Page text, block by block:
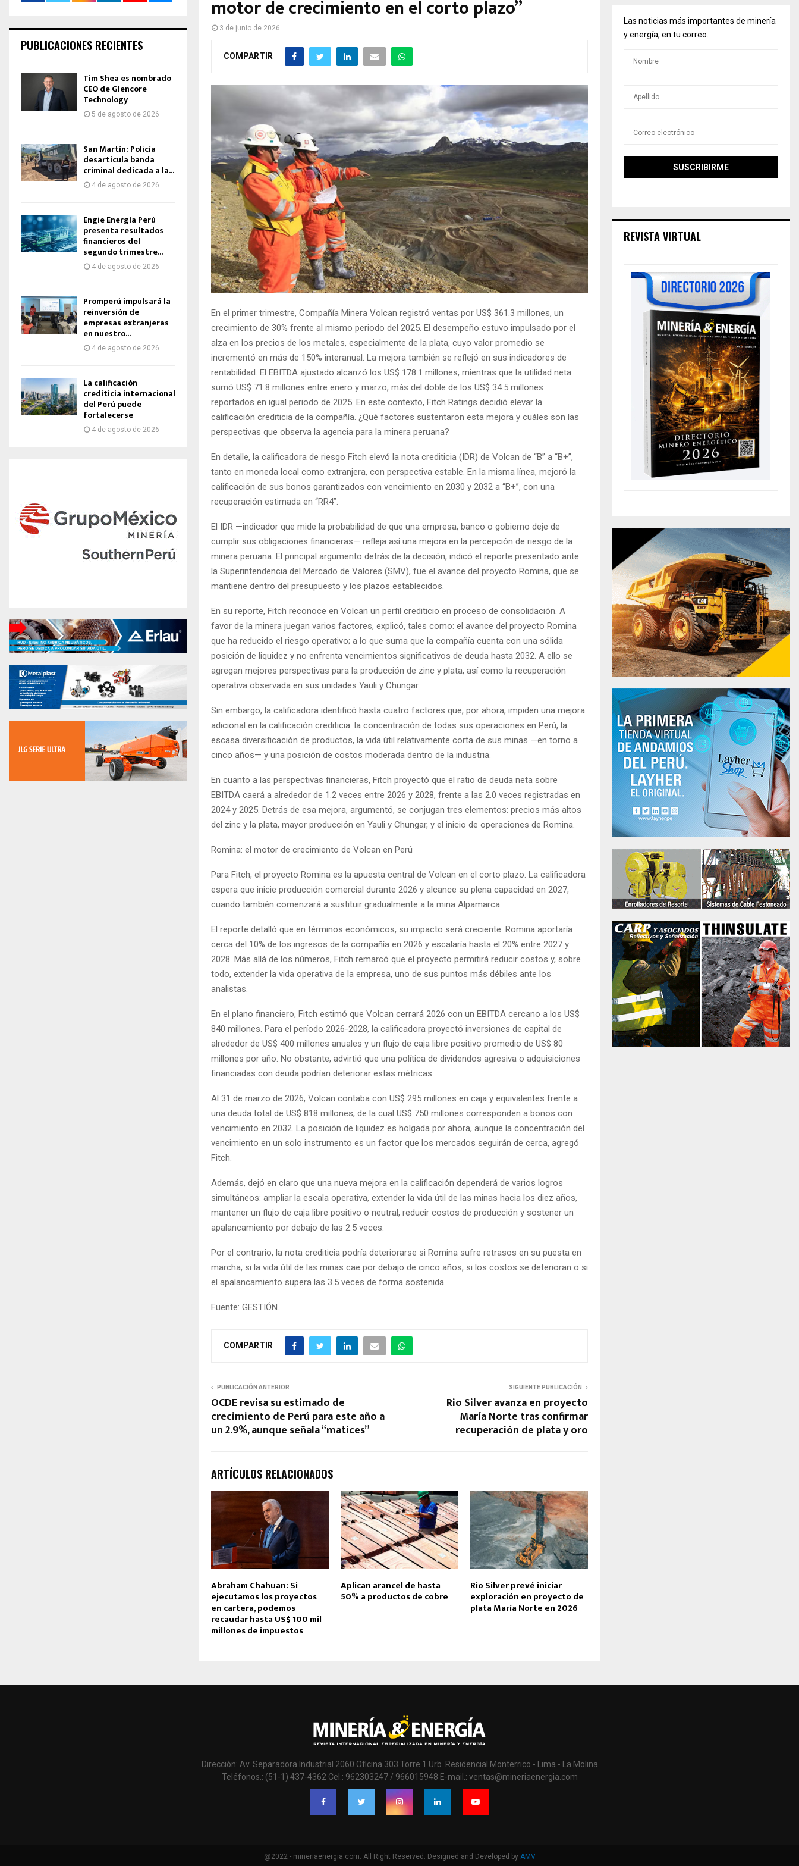
motor de crecimiento en el corto plazo”
3 de junio de 2026
COMPARTIR
En el primer trimestre, Compañía Minera Volcan registró ventas por US$ 361.3 millones, un
crecimiento de 30% frente al mismo periodo del 2025. El desempeño estuvo impulsado por el
alza en los precios de los metales, especialmente de la plata, cuyo valor promedio se
incrementó en más de 150% interanual. La mejora también se reflejó en sus indicadores de
rentabilidad. El EBITDA ajustado alcanzó los US$ 178.1 millones, mientras que la utilidad neta
sumó US$ 71.8 millones entre enero y marzo, más del doble de los US$ 34.5 millones
reportados en igual periodo de 2025. En este contexto, Fitch Ratings decidió elevar la
calificación crediticia de la compañía. ¿Qué factores sustentaron esta mejora y cuáles son las
perspectivas que observa la agencia para la minera peruana?
En detalle, la calificadora de riesgo Fitch elevó la nota crediticia (IDR) de Volcan de “B” a “B+”,
tanto en moneda local como extranjera, con perspectiva estable. En la misma línea, mejoró la
calificación de sus bonos garantizados con vencimiento en 2030 y 2032 a “B+”, con una
recuperación estimada en “RR4”.
El IDR —indicador que mide la probabilidad de que una empresa, banco o gobierno deje de
cumplir sus obligaciones financieras— refleja así una mejora en la percepción de riesgo de la
minera peruana. El principal argumento detrás de la decisión, indicó el reporte presentado ante
la Superintendencia del Mercado de Valores (SMV), fue el avance del proyecto Romina, que se
mantiene dentro del presupuesto y los plazos establecidos.
En su reporte, Fitch reconoce en Volcan un perfil crediticio en proceso de consolidación. A
favor de la minera juegan varios factores, explicó, tales como: el avance del proyecto Romina
que ha reducido el riesgo operativo; a lo que suma que la compañía cuenta con una sólida
posición de liquidez y no enfrenta vencimientos significativos de deuda hasta 2032. A ello se
agregan mejores perspectivas para la producción de zinc y plata, así como la recuperación
operativa observada en sus unidades Yauli y Chungar.
Sin embargo, la calificadora identificó hasta cuatro factores que, por ahora, impiden una mejora
adicional en la calificación crediticia: la concentración de todas sus operaciones en Perú, la
escasa diversificación de productos, la vida útil relativamente corta de sus minas —en torno a
cinco años— y una posición de costos moderada dentro de la industria.
En cuanto a las perspectivas financieras, Fitch proyectó que el ratio de deuda neta sobre
EBITDA caerá a alrededor de 1.2 veces entre 2026 y 2028, frente a las 2.0 veces registradas en
2024 y 2025. Detrás de esa mejora, argumentó, se conjugan tres elementos: precios más altos
del zinc y la plata, mayor producción en Yauli y Chungar, y el inicio de operaciones de Romina.
Romina: el motor de crecimiento de Volcan en Perú
Para Fitch, el proyecto Romina es la apuesta central de Volcan en el corto plazo. La calificadora
espera que inicie producción comercial durante 2026 y alcance su plena capacidad en 2027,
cuando también comenzará a sustituir gradualmente a la mina Alpamarca.
El reporte detalló que en términos económicos, su impacto será creciente: Romina aportaría
cerca del 10% de los ingresos de la compañía en 2026 y escalaría hasta el 20% entre 2027 y
2028. Más allá de los números, Fitch remarcó que el proyecto permitirá reducir costos y, sobre
todo, extender la vida operativa de la empresa, uno de sus puntos más débiles ante los
analistas.
En el plano financiero, Fitch estimó que Volcan cerrará 2026 con un EBITDA cercano a los US$
840 millones. Para el período 2026-2028, la calificadora proyectó inversiones de capital de
alrededor de US$ 400 millones anuales y un flujo de caja libre positivo promedio de US$ 80
millones por año. No obstante, advirtió que una política de dividendos agresiva o adquisiciones
financiadas con deuda podrían deteriorar estas métricas.
Al 31 de marzo de 2026, Volcan contaba con US$ 295 millones en caja y equivalentes frente a
una deuda total de US$ 818 millones, de la cual US$ 750 millones corresponden a bonos con
vencimiento en 2032. La posición de liquidez es holgada por ahora, aunque la concentración del
vencimiento en un solo instrumento es un factor que los mercados seguirán de cerca, agregó
Fitch.
Además, dejó en claro que una nueva mejora en la calificación dependerá de varios logros
simultáneos: ampliar la escala operativa, extender la vida útil de las minas hacia los diez años,
mantener un flujo de caja libre positivo o neutral, reducir costos de producción y sostener un
apalancamiento por debajo de las 2.5 veces.
Por el contrario, la nota crediticia podría deteriorarse si Romina sufre retrasos en su puesta en
marcha, si la vida útil de las minas cae por debajo de cinco años, si los costos se deterioran o si
el apalancamiento supera las 3.5 veces de forma sostenida.
Fuente: GESTIÓN.
COMPARTIR
PUBLICACIÓN ANTERIOR
OCDE revisa su estimado de
crecimiento de Perú para este año a
un 2.9%, aunque señala “matices”
SIGUIENTE PUBLICACIÓN
Rio Silver avanza en proyecto
María Norte tras confirmar
recuperación de plata y oro
ARTÍCULOS RELACIONADOS
Abraham Chahuan: Si
ejecutamos los proyectos
en cartera, podemos
recaudar hasta US$ 100 mil
millones de impuestos
Aplican arancel de hasta
50% a productos de cobre
Rio Silver prevé iniciar
exploración en proyecto de
plata María Norte en 2026
PUBLICACIONES RECIENTES
Tim Shea es nombrado
CEO de Glencore
Technology
5 de agosto de 2026
San Martín: Policía
desarticula banda
criminal dedicada a la...
4 de agosto de 2026
Engie Energía Perú
presenta resultados
financieros del
segundo trimestre...
4 de agosto de 2026
Promperú impulsará la
reinversión de
empresas extranjeras
en nuestro...
4 de agosto de 2026
La calificación
crediticia internacional
del Perú puede
fortalecerse
4 de agosto de 2026
Las noticias más importantes de minería
y energía, en tu correo.
REVISTA VIRTUAL
Dirección: Av. Separadora Industrial 2060 Oficina 303 Torre 1 Urb. Residencial Monterrico - Lima - La Molina
Teléfonos.: (51-1) 437-4362 Cel.: 962303247 / 966015948 E-mail.: ventas@mineriaenergia.com
@2022 - mineriaenergia.com. All Right Reserved. Designed and Developed by AMV